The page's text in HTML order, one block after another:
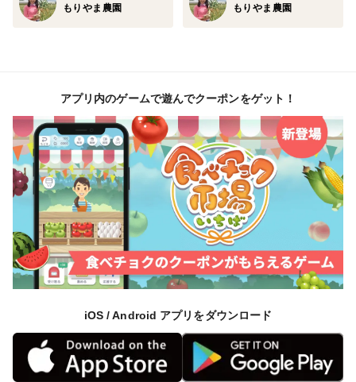
保存方法など
もりやま農園 もりやま農園
アプリ内のゲームで遊んでクーポンをゲット！
iOS / Android アプリをダウンロード